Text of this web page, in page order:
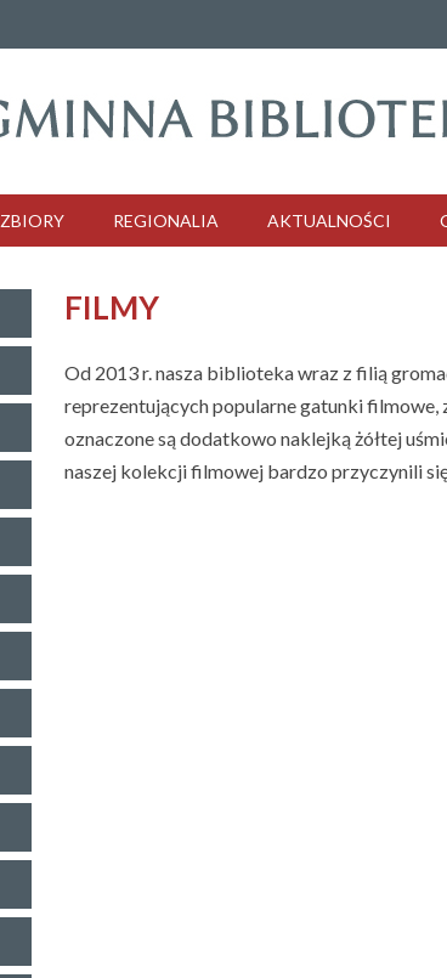
ZBIORY REGIONALIA AKTUALNOŚCI
FILMY
Od 2013 r. nasza biblioteka wraz z filią
reprezentujących popularne gatunki
oznaczone są dodatkowo naklejką żółtej
naszej kolekcji filmowej bardzo przyczynili